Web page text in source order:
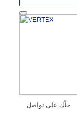
خلّك على تواصل